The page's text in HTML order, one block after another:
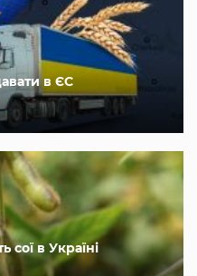
в ЄС
сої в Україні